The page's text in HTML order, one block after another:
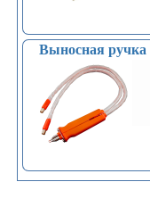
Выносная ручка